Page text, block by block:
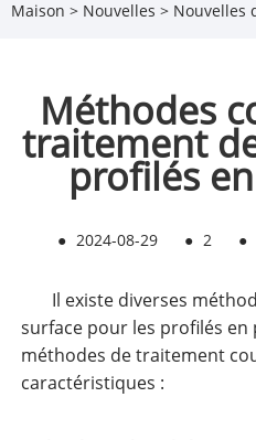
Maison > Nouvelles > Nouvelles
Méthodes
traitement
profilés
● 2024-08-29 ● 2 ●
Il existe diverses
surface pour les profilés en
méthodes de traitement
caractéristiques :